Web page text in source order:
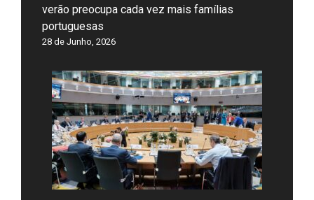
verão preocupa cada vez mais famílias
portuguesas
28 de Junho, 2026